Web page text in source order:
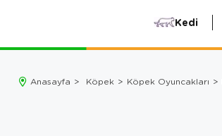
Kedi
Anasayfa Köpek Köpek Oyuncakları